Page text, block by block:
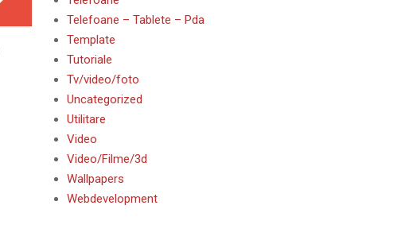
Telefoane – Tablete – Pda
Template
Tutoriale
Tv/video/foto
Uncategorized
Utilitare
Video
Video/Filme/3d
Wallpapers
Webdevelopment